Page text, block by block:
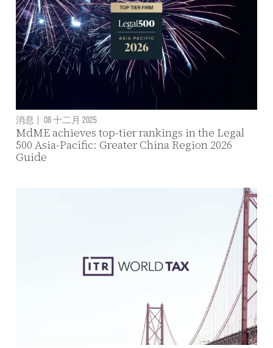
消息 | 08 十二月 2025
MdME achieves top-tier rankings in the Legal
500 Asia-Pacific: Greater China Region 2026
Guide